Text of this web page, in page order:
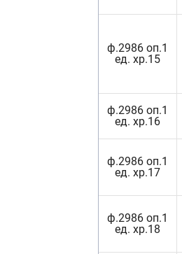
ф.2986 оп.1
ед. хр.15
ф.2986 оп.1
ед. хр.16
ф.2986 оп.1
ед. хр.17
ф.2986 оп.1
ед. хр.18